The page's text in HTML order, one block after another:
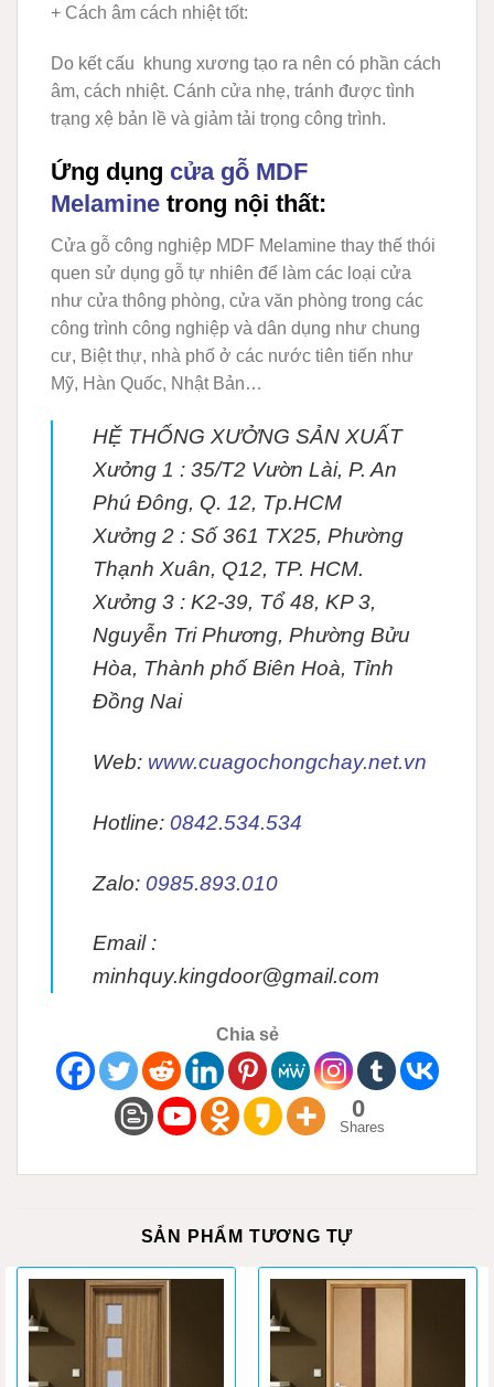
+ Cách âm cách nhiệt tốt:
Do kết cấu khung xương tạo ra nên có phần cách
âm, cách nhiệt. Cánh cửa nhẹ, tránh được tình
trạng xệ bản lề và giảm tải trọng công trình.
Ứng dụng cửa gỗ MDF
Melamine trong nội thất:
Cửa gỗ công nghiệp MDF Melamine thay thế thói
quen sử dụng gỗ tự nhiên để làm các loại cửa
như cửa thông phòng, cửa văn phòng trong các
công trình công nghiệp và dân dụng như chung
cư, Biệt thự, nhà phố ở các nước tiên tiến như
Mỹ, Hàn Quốc, Nhật Bản…
HỆ THỐNG XƯỞNG SẢN XUẤT
Xưởng 1 : 35/T2 Vườn Lài, P. An
Phú Đông, Q. 12, Tp.HCM
Xưởng 2 : Số 361 TX25, Phường
Thạnh Xuân, Q12, TP. HCM.
Xưởng 3 : K2-39, Tổ 48, KP 3,
Nguyễn Tri Phương, Phường Bửu
Hòa, Thành phố Biên Hoà, Tỉnh
Đồng Nai
Web: www.cuagochongchay.net.vn
Hotline: 0842.534.534
Zalo: 0985.893.010
Email :
minhquy.kingdoor@gmail.com
Chia sẻ
0
Shares
SẢN PHẨM TƯƠNG TỰ